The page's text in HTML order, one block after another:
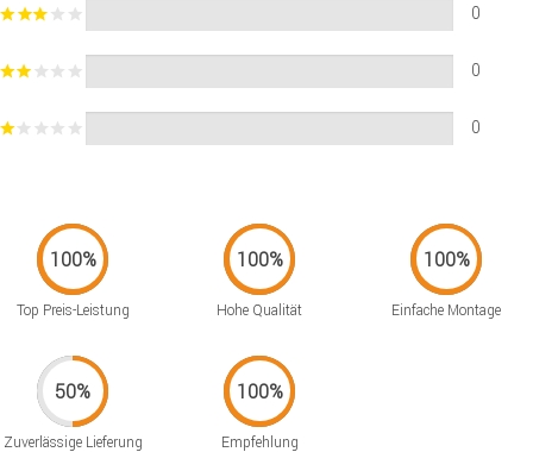
0
0
0
Top Preis-Leistung Hohe Qualität Einfache Montage
Zuverlässige Lieferung Empfehlung